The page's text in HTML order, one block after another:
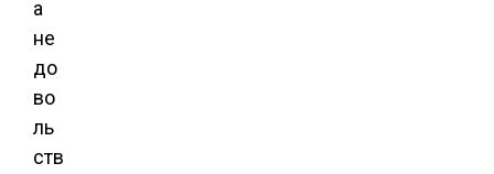
а
не
до
во
ль
ств